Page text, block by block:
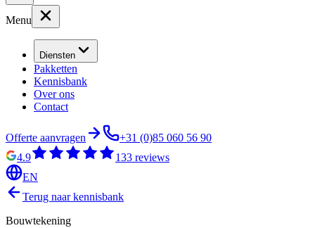
Menu
Diensten
Pakketten
Kennisbank
Over ons
Contact
Offerte aanvragen
+31 (0)85 060 56 90
4.9
133 reviews
EN
Terug naar kennisbank
Bouwtekening